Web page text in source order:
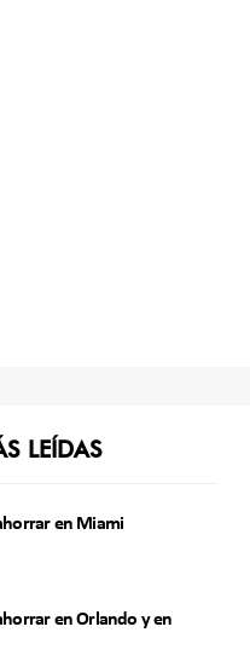
LEÍDAS
en Miami
en Orlando y en